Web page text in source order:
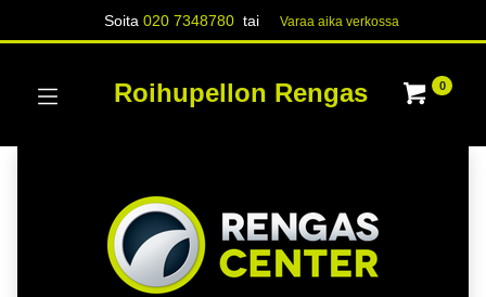
Soita020 7348780 tai Varaa aika verk​​​​ossa
Roihupellon Rengas 0